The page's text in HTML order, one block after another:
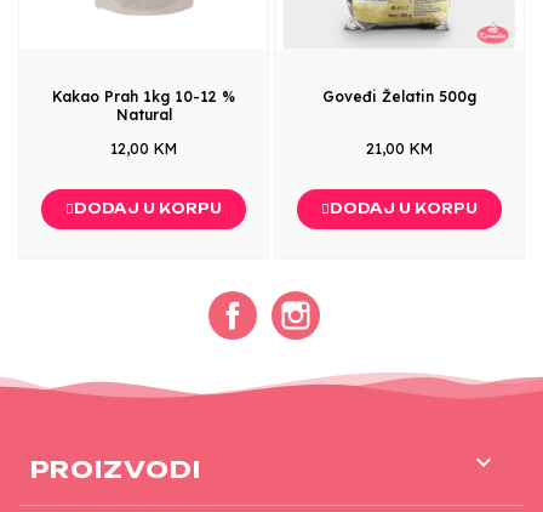
Kakao Prah 1kg 10-12 %
Natural
12,00 KM
DODAJ U KORPU
Goveđi Želatin 500g
21,00 KM
DODAJ U KORPU
Facebook
PROIZVODI 